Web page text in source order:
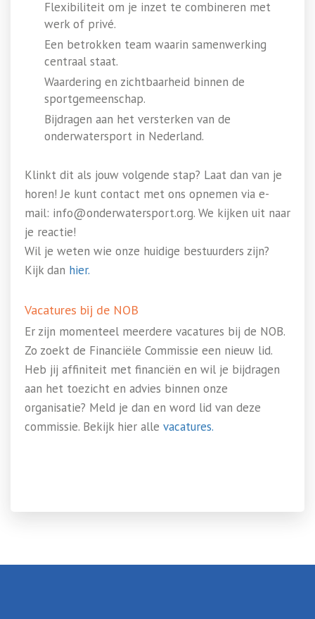
Flexibiliteit om je inzet te combineren met
werk of privé.
Een betrokken team waarin samenwerking
centraal staat.
Waardering en zichtbaarheid binnen de
sportgemeenschap.
Bijdragen aan het versterken van de
onderwatersport in Nederland.
Klinkt dit als jouw volgende stap? Laat dan van je
horen! Je kunt contact met ons opnemen via e-
mail: info@onderwatersport.org. We kijken uit naar
je reactie!
Wil je weten wie onze huidige bestuurders zijn?
Kijk dan hier.
Vacatures bij de NOB
Er zijn momenteel meerdere vacatures bij de NOB.
Zo zoekt de Financiële Commissie een nieuw lid.
Heb jij affiniteit met financiën en wil je bijdragen
aan het toezicht en advies binnen onze
organisatie? Meld je dan en word lid van deze
commissie. Bekijk hier alle vacatures.